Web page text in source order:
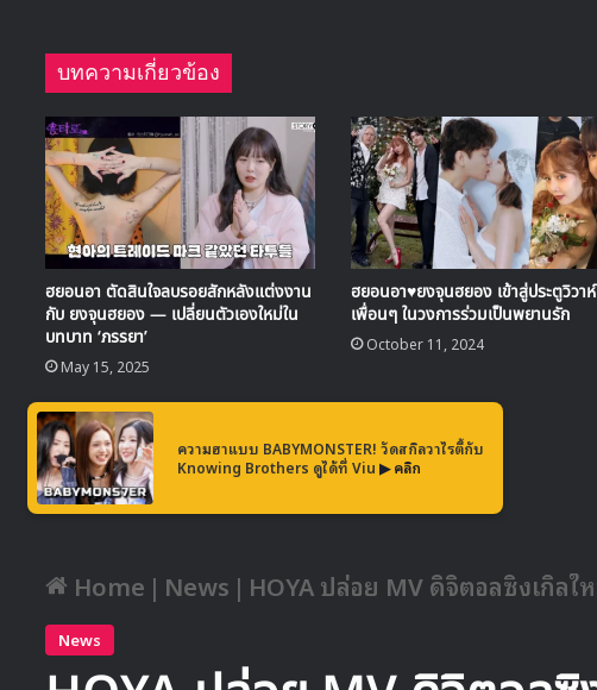
บทความเกี่ยวข้อง
ฮยอนอา ตัดสินใจลบรอยสักหลังแต่งงาน
กับ ยงจุนฮยอง — เปลี่ยนตัวเองใหม่ใน
บทบาท ‘ภรรยา’
May 15, 2025
ฮยอนอา♥ยงจุนฮยอง เข้าสู่ประตูวิวาห์
เพื่อนๆ ในวงการร่วมเป็นพยานรัก
October 11, 2024
ความฮาแบบ BABYMONSTER! วัดสกิลวาไรตี้กับ
Knowing Brothers ดูได้ที่ Viu ▶ คลิก